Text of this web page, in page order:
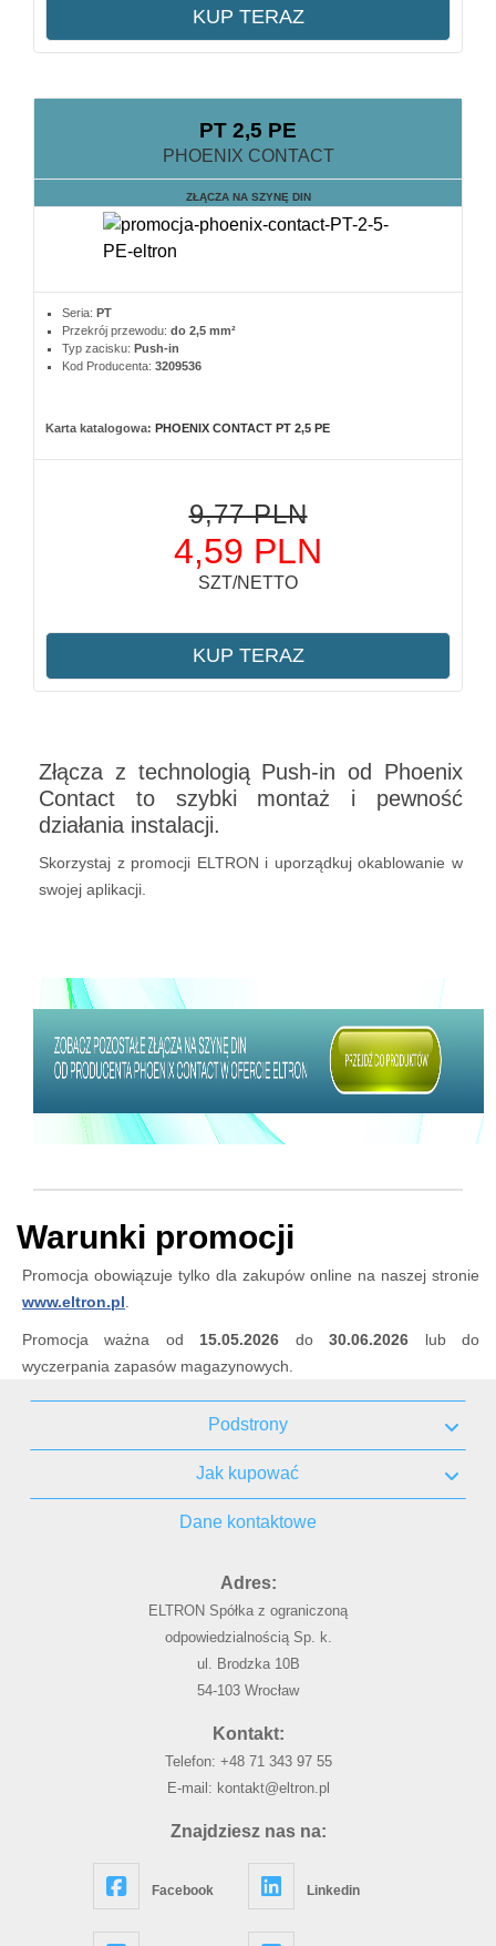
KUP TERAZ
PT 2,5 PE
PHOENIX CONTACT
ZŁĄCZA NA SZYNĘ DIN
Seria: PT
Przekrój przewodu: do 2,5 mm²
Typ zacisku: Push-in
Kod Producenta: 3209536
Karta katalogowa: PHOENIX CONTACT PT 2,5 PE
9,77 PLN
4,59 PLN
SZT/NETTO
KUP TERAZ
Złącza z technologią Push-in od Phoenix
Contact to szybki montaż i pewność
działania instalacji.
Skorzystaj z promocji ELTRON i uporządkuj okablowanie w
swojej aplikacji.
Warunki promocji
Promocja obowiązuje tylko dla zakupów online na naszej stronie
www.eltron.pl
Promocja ważna od 15.05.2026 do30.06.2026 lub do
wyczerpania zapasów magazynowych.
Podstrony
Jak kupować
Dane kontaktowe
Adres:
ELTRON Spółka z ograniczoną
odpowiedzialnością Sp. k.
ul. Brodzka 10B
54-103 Wrocław
Kontakt:
Telefon: +48 71 343 97 55
E-mail: kontakt@eltron.pl
Znajdziesz nas na:
Facebook Linkedin